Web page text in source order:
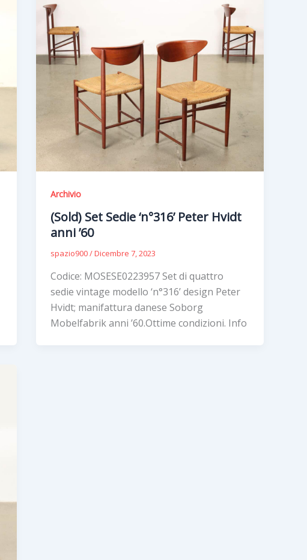
Archivio
(Sold) Set Sedie ‘n°316’ Peter Hvidt
anni ’60
spazio900/Dicembre 7, 2023
Codice: MOSESE0223957 Set di quattro
sedie vintage modello ‘n°316’ design Peter
Hvidt; manifattura danese Soborg
Mobelfabrik anni ’60.Ottime condizioni. Info